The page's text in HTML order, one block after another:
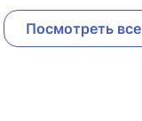
Посмотреть все